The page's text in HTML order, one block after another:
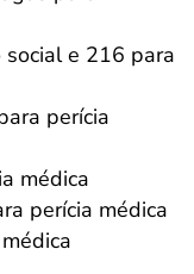
e 216 para
perícia
médica
perícia médica